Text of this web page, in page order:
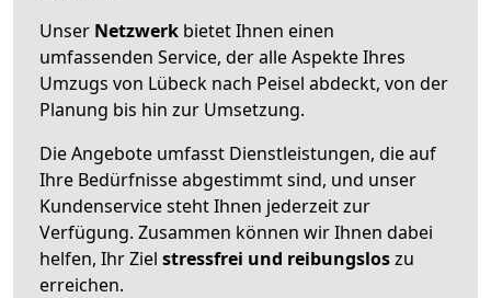
Unser Netzwerk bietet Ihnen einen
umfassenden Service, der alle Aspekte Ihres
Umzugs von Lübeck nach Peisel abdeckt, von der
Planung bis hin zur Umsetzung.
Die Angebote umfasst Dienstleistungen, die auf
Ihre Bedürfnisse abgestimmt sind, und unser
Kundenservice steht Ihnen jederzeit zur
Verfügung. Zusammen können wir Ihnen dabei
helfen, Ihr Ziel stressfrei und reibungsloszu
erreichen.